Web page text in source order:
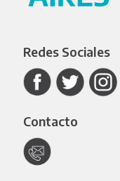
Redes Sociales
Contacto